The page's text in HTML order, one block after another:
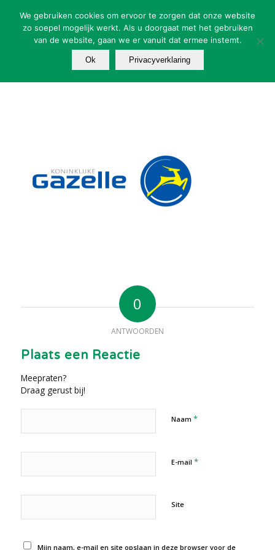
0
ANTWOORDEN
Plaats een Reactie
Meepraten?
Draag gerust bij!
Naam *
E-mail *
Site
Mijn naam, e-mail en site opslaan in deze browser voor de
We gebruiken cookies om ervoor te zorgen dat onze website
zo soepel mogelijk werkt. Als u doorgaat met het gebruiken
van de website, gaan we er vanuit dat ermee instemt.
Ok Privacyverklaring